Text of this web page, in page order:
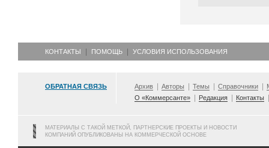
КОНТАКТЫ ПОМОЩЬ УСЛОВИЯ ИСПОЛЬЗОВАНИЯ
ОБРАТНАЯ СВЯЗЬ Архив Авторы Темы Справочники
О «Коммерсанте»
Редакция Контакты
МАТЕРИАЛЫ С ТАКОЙ МЕТКОЙ, ПАРТНЕРСКИЕ ПРОЕКТЫ И НОВОСТИ
КОМПАНИЙ ОПУБЛИКОВАНЫ НА КОММЕРЧЕСКОЙ ОСНОВЕ